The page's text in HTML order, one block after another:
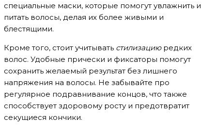
специальные маски, которые помогут увлажнить и
питать волосы, делая их более живыми и
блестящими.
Кроме того, стоит учитывать стилизациюредких
волос. Удобные прически и фиксаторы помогут
сохранить желаемый результат без лишнего
напряжения на волосы. Не забывайте про
регулярное подравнивание концов, что также
способствует здоровому росту и предотвратит
секущиеся кончики.